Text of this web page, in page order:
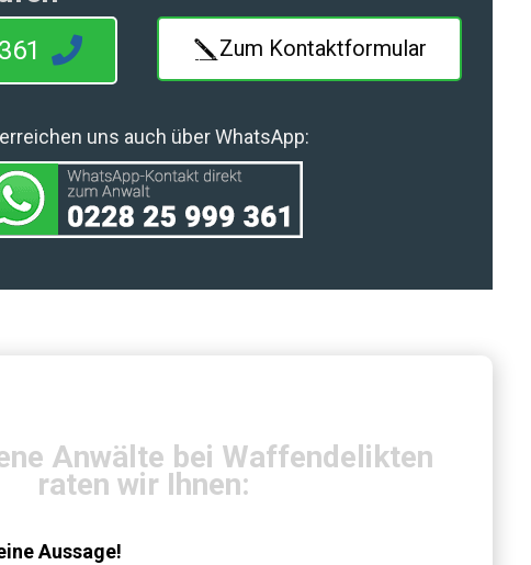
Zum Kontaktformular
uns auch über WhatsApp:
Anwälte bei Waffendelikten
raten wir Ihnen:
Aussage!